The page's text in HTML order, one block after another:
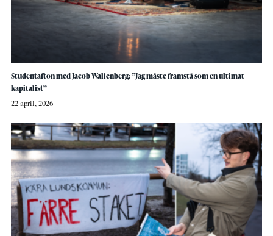
Studentafton med Jacob Wallenberg: ”Jag måste framstå som en ultimat
kapitalist”
22 april, 2026